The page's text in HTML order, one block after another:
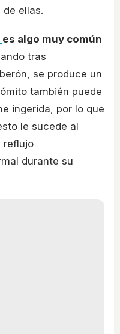
ellas.
es algo muy común
tras
se produce un
también puede
ingerida, por lo que
le sucede al
reflujo
durante su